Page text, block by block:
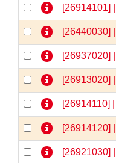
[26914101]
[26440030]
[26937020]
[26913020]
[26914110]
[26914120]
[26921030]